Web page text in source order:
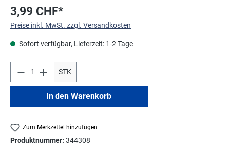
3,99 CHF*
Preise inkl. MwSt. zzgl. Versandkosten
Sofort verfügbar, Lieferzeit: 1-2 Tage
STK
In den Warenkorb
Zum Merkzettel hinzufügen
Produktnummer: 344308